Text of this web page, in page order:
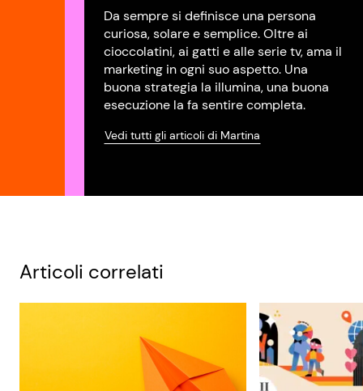
Da sempre si definisce una persona
curiosa, solare e semplice. Oltre ai
cioccolatini, ai gatti e alle serie tv, ama il
marketing in ogni suo aspetto. Una
buona strategia la illumina, una buona
esecuzione la fa sentire completa.
Vedi tutti gli articoli di Martina
Articoli correlati